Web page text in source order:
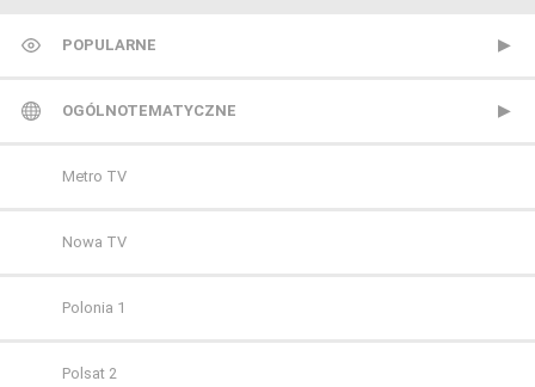
POPULARNE
TVP 1
TVP 2
Polsat
TVN
OGÓLNOTEMATYCZNE
Metro TV
Nowa TV
Polonia 1
Polsat 2